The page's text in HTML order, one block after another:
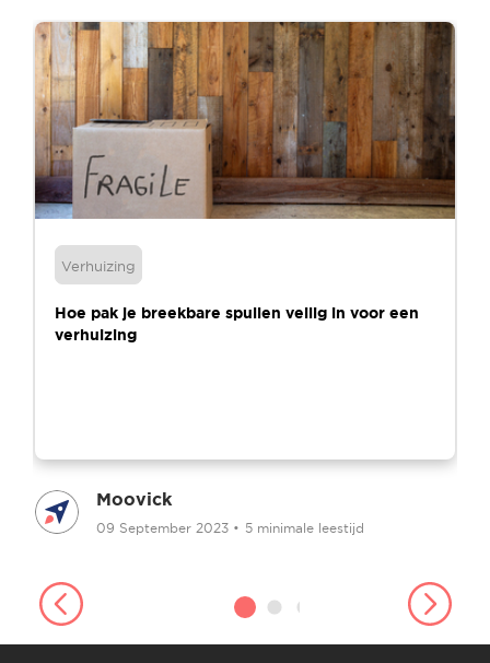
Verhuizing
Hoe pak je breekbare spullen veilig in voor een
verhuizing
Moovick
09 September 2023 • 5 minimale leestijd